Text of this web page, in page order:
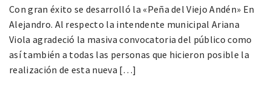
Con gran éxito se desarrolló la «Peña del Viejo Andén» En
Alejandro. Al respecto la intendente municipal Ariana
Viola agradeció la masiva convocatoria del público como
así también a todas las personas que hicieron posible la
realización de esta nueva […]